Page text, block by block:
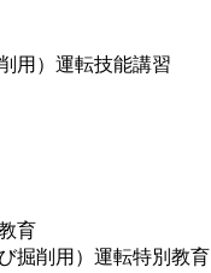
用）運転技能講習
育
掘削用）運転特別教育